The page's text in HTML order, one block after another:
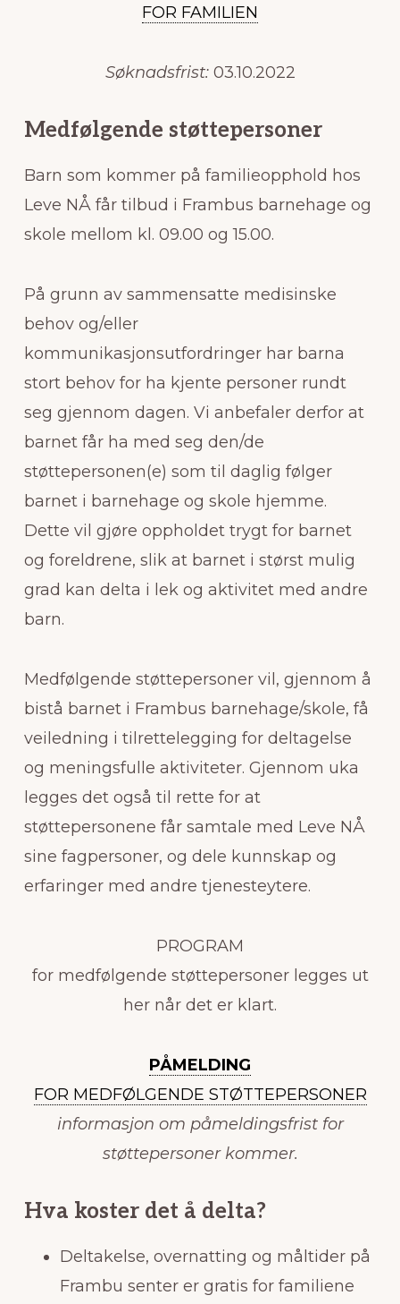
FOR FAMILIEN
Søknadsfrist: 03.10.2022
Medfølgende støttepersoner
Barn som kommer på familieopphold hos
Leve NÅ får tilbud i Frambus barnehage og
skole mellom kl. 09.00 og 15.00.
På grunn av sammensatte medisinske
behov og/eller
kommunikasjonsutfordringer har barna
stort behov for ha kjente personer rundt
seg gjennom dagen. Vi anbefaler derfor at
barnet får ha med seg den/de
støttepersonen(e) som til daglig følger
barnet i barnehage og skole hjemme.
Dette vil gjøre oppholdet trygt for barnet
og foreldrene, slik at barnet i størst mulig
grad kan delta i lek og aktivitet med andre
barn.
Medfølgende støttepersoner vil, gjennom å
bistå barnet i Frambus barnehage/skole, få
veiledning i tilrettelegging for deltagelse
og meningsfulle aktiviteter. Gjennom uka
legges det også til rette for at
støttepersonene får samtale med Leve NÅ
sine fagpersoner, og dele kunnskap og
erfaringer med andre tjenesteytere.
PROGRAM
for medfølgende støttepersoner legges ut
her når det er klart.
PÅMELDING
FOR MEDFØLGENDE STØTTEPERSONER
informasjon om påmeldingsfrist for
støttepersoner kommer.
Hva koster det å delta?
Deltakelse, overnatting og måltider på
Frambu senter er gratis for familiene